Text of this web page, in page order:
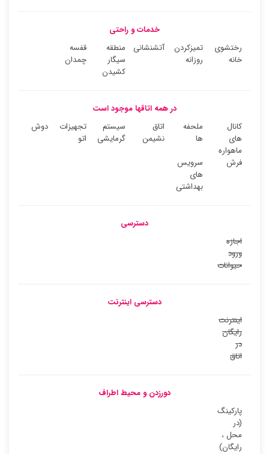
خدمات و راحتی
رختشوی
خانه
تمیزکردن
روزانه
آتشنشانی
منطقه
سیگار
کشیدن
قفسه
چمدان
در همه اتاقها موجود است
کانال
های
ماهواره
ملحفه
ها
اتاق
نشیمن
سیستم
گرمایشی
تجهیزات
اتو
دوش
فرش
سرویس
های
بهداشتی
دسترسی
اجازه
ورود
حیوانات
دسترسی اینترنت
اینترنت
رایگان
در
اتاق
دورزدن و محیط اطراف
پارکینگ
(در
محل ،
رایگان)